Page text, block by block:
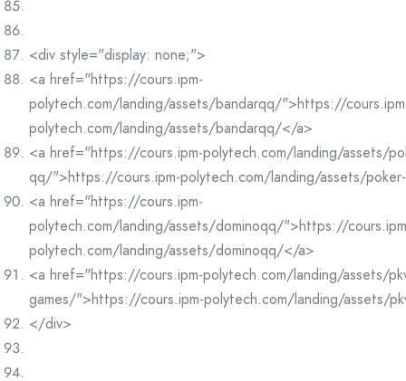
<div style="display: none;">
<a href="https://cours.ipm-
polytech.com/landing/assets/bandarqq/">https://
polytech.com/landing/assets/bandarqq/</a>
<a href="https://cours.ipm-polytech.com/landing/assets/
qq/">https://cours.ipm-polytech.com/landing/assets/
<a href="https://cours.ipm-
polytech.com/landing/assets/dominoqq/">https://
polytech.com/landing/assets/dominoqq/</a>
<a href="https://cours.ipm-polytech.com/landing/assets/
games/">https://cours.ipm-polytech.com/landing/assets/
</div>